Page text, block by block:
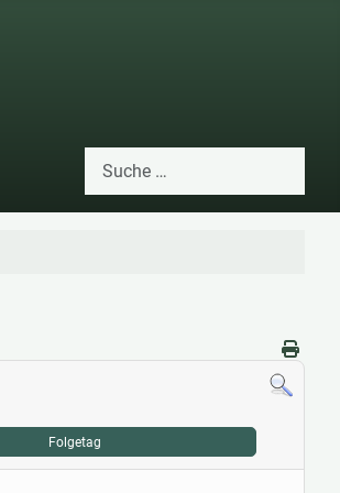
Suchen
Folgetag